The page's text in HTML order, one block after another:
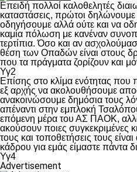
Επειδή πολλοί καλοθελητές
καταστάσεις, πρώτοι
οδηγήσουμε αλλά ούτε και να
καμία πόλωση με κανέναν
τερτίπια. Όσο και αν
θέση των Οπαδών είναι στους
που τα πράγματα ζορίζουν και
Υγ2
Επίσης στο κλίμα ενότητας που
εξ αρχής να ακολουθήσουμε
ανακοινώσουμε δημόσια τους
απέναντι στην εμπλοκή
επόμενη μέρα του ΑΣ ΠΑΟΚ,
ακούσουν ποιες συγκεκριμένες
τους και τοποθετήσεις τους
κάδρου για εμάς είμαστε πάντα
Υγ4
Advertisement